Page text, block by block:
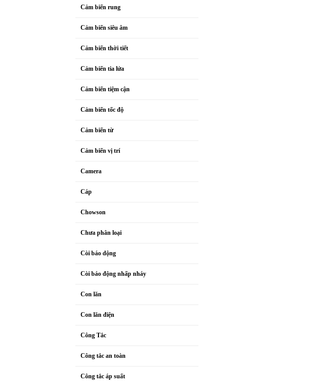
Cảm biến rung
Cảm biến siêu âm
Cảm biến thời tiết
Cảm biến tia lửa
Cảm biến tiệm cận
Cảm biến tốc độ
Cảm biến từ
Cảm biến vị trí
Camera
Cáp
Chowson
Chưa phân loại
Còi báo dộng
Còi báo động nhấp nháy
Con lăn
Con lăn điện
Công Tắc
Công tắc an toàn
Công tắc áp suất